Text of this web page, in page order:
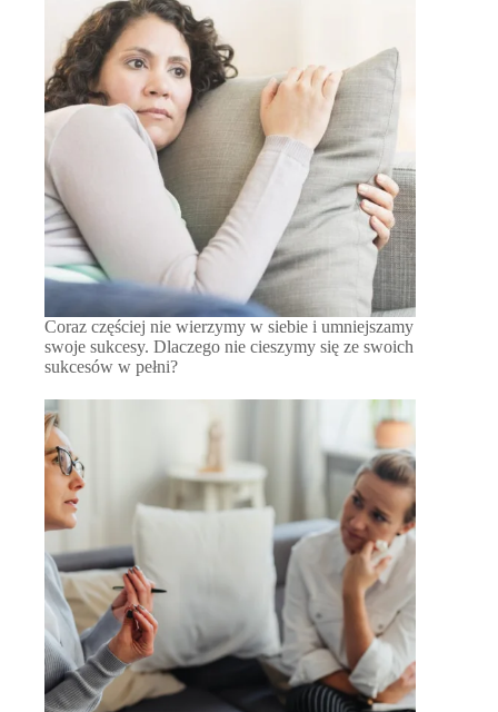
Coraz częściej nie wierzymy w siebie i umniejszamy
swoje sukcesy. Dlaczego nie cieszymy się ze swoich
sukcesów w pełni?